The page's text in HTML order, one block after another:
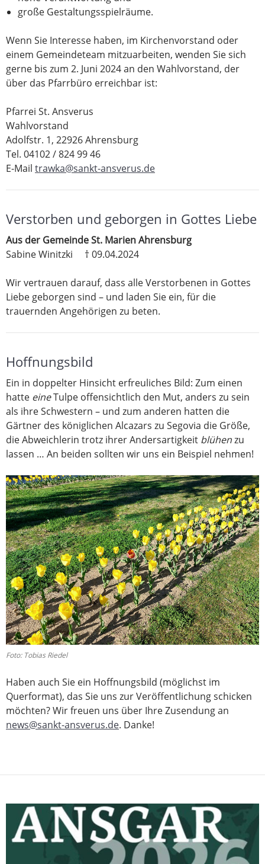
große Gestaltungsspielräume.
Wenn Sie Interesse haben, im Kirchenvorstand oder
einem Gemeindeteam mitzuarbeiten, wenden Sie sich
gerne bis zum 2. Juni 2024 an den Wahlvorstand, der
über das Pfarrbüro erreichbar ist:
Pfarrei St. Ansverus
Wahlvorstand
Adolfstr. 1, 22926 Ahrensburg
Tel. 04102 / 824 99 46
E-Mail trawka@sankt-ansverus.de
Verstorben und geborgen in Gottes Liebe
Aus der Gemeinde St. Marien Ahrensburg
Sabine Winitzki † 09.04.2024
Wir vertrauen darauf, dass alle Verstorbenen in Gottes
Liebe geborgen sind – und laden Sie ein, für die
trauernden Angehörigen zu beten.
Hoffnungsbild
Ein in doppelter Hinsicht erfreuliches Bild: Zum einen
hatte eineTulpe offensichtlich den Mut, anders zu sein
als ihre Schwestern – und zum anderen hatten die
Gärtner des königlichen Alcazars zu Segovia die Größe,
die Abweichlerin trotz ihrer Andersartigkeit blühenzu
lassen … An beiden sollten wir uns ein Beispiel nehmen!
Foto: Tobias Riedel
Haben auch Sie ein Hoffnungsbild (möglichst im
Querformat), das Sie uns zur Veröffentlichung schicken
möchten? Wir freuen uns über Ihre Zusendung an
news@sankt-ansverus.de. Danke!